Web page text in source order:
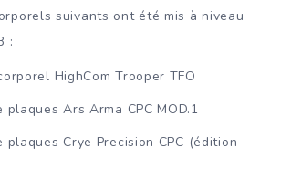
suivants ont été mis à niveau
:
HighCom Trooper TFO
plaques Ars Arma CPC MOD.1
plaques Crye Precision CPC (édition